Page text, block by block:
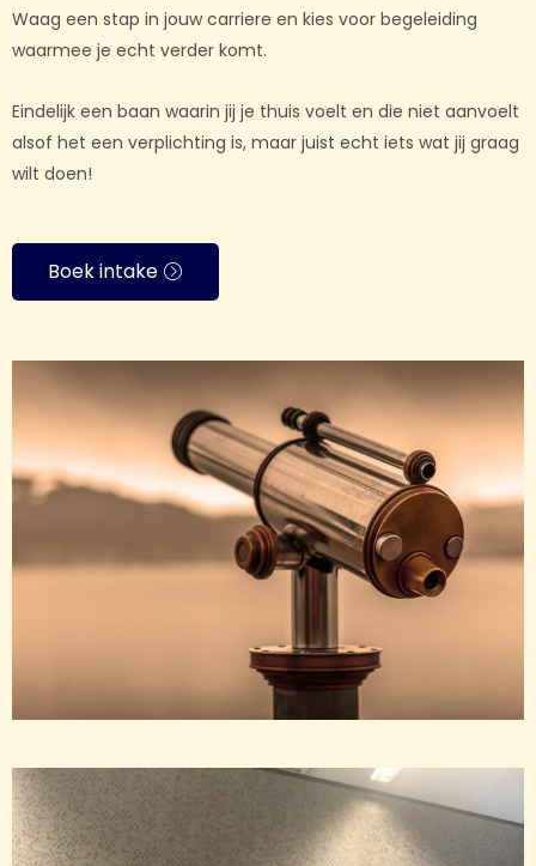
Waag een stap in jouw carriere en kies voor begeleiding
waarmee je echt verder komt.
Eindelijk een baan waarin jij je thuis voelt en die niet aanvoelt
alsof het een verplichting is, maar juist echt iets wat jij graag
wilt doen!
Boek intake